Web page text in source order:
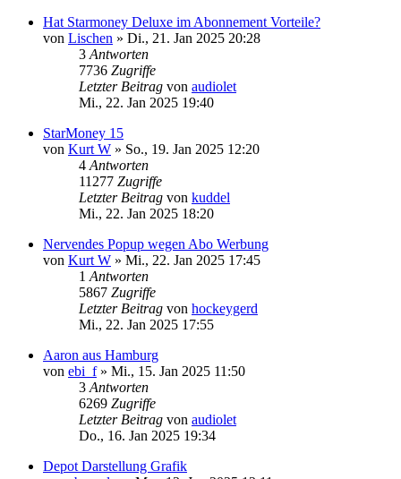
Hat Starmoney Deluxe im Abonnement Vorteile?
von Lischen » Di., 21. Jan 2025 20:28
3 Antworten
7736 Zugriffe
Letzter Beitrag von audiolet
Mi., 22. Jan 2025 19:40
StarMoney 15
von Kurt W » So., 19. Jan 2025 12:20
4 Antworten
11277 Zugriffe
Letzter Beitrag von kuddel
Mi., 22. Jan 2025 18:20
Nervendes Popup wegen Abo Werbung
von Kurt W » Mi., 22. Jan 2025 17:45
1 Antworten
5867 Zugriffe
Letzter Beitrag von hockeygerd
Mi., 22. Jan 2025 17:55
Aaron aus Hamburg
von ebi_f» Mi., 15. Jan 2025 11:50
3 Antworten
6269 Zugriffe
Letzter Beitrag von audiolet
Do., 16. Jan 2025 19:34
Depot Darstellung Grafik